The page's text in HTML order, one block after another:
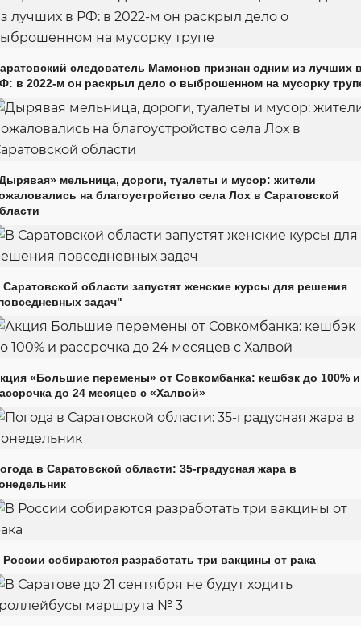
следователь Мамонов признан одним из лучших
в 2022-м он раскрыл дело о выброшенном на мусорку
мельница, дороги, туалеты и мусор: жители
на благоустройство села Лох в Саратовской
Саратовской области запустят женские курсы для решения
задач"
«Большие перемены» от Совкомбанка: кешбэк до 100% и
до 24 месяцев с «Халвой»
в Саратовской области: 35-градусная жара в
России собираются разработать три вакцины от рака